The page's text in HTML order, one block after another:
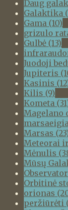
Daug
Galaktika
Gama (10)
grizulo
Gulbė (13)
Juodoji
Jupiteris
Kasinis
Kilis (9)
Kometa
Magelano
Marsas
Meteorai
Mėnulis
Mūsų
Orbitinė
orionas
peržiūrėti